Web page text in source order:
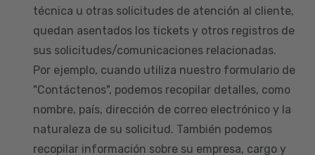
técnica u otras solicitudes de atención al cliente,
quedan asentados los tickets y otros registros de
sus solicitudes/comunicaciones relacionadas.
Por ejemplo, cuando utiliza nuestro formulario de
"Contáctenos", podemos recopilar detalles, como
nombre, país, dirección de correo electrónico y la
naturaleza de su solicitud. También podemos
recopilar información sobre su empresa, cargo y